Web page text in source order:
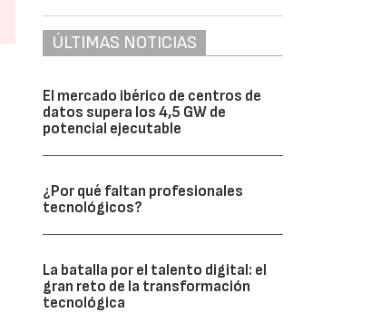
ÚLTIMAS NOTICIAS
El mercado ibérico de centros de
datos supera los 4,5 GW de
potencial ejecutable
¿Por qué faltan profesionales
tecnológicos?
La batalla por el talento digital: el
gran reto de la transformación
tecnológica